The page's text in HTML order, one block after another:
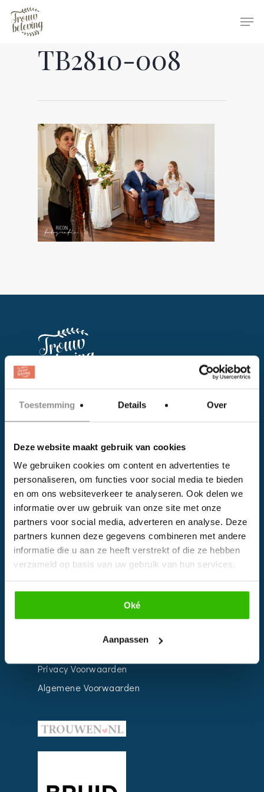
Toestemming Details Over
Deze website maakt gebruik van cookies
We gebruiken cookies om content en advertenties te
personaliseren, om functies voor social media te bieden
en om ons websiteverkeer te analyseren. Ook delen we
informatie over uw gebruik van onze site met onze
partners voor social media, adverteren en analyse. Deze
partners kunnen deze gegevens combineren met andere
informatie die u aan ze heeft verstrekt of die ze hebben
verzameld op basis van uw gebruik van hun services.
Oké
Aanpassen
Hit enter to search or ESC to close
TB2810-008
Facebook
Instagram
EVENTS
Kalender
Bedrijven
Impressie
Weddingplanner
Privacy Voorwaarden
Algemene Voorwaarden